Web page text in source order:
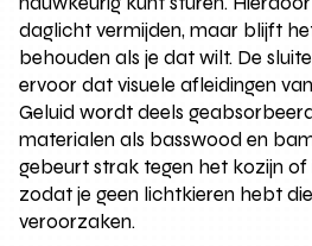
daglicht vermijden, maar blijft
behouden als je dat wilt. De
ervoor dat visuele afleidingen
Geluid wordt deels
materialen als basswood en
gebeurt strak tegen het kozijn
zodat je geen lichtkieren hebt
veroorzaken.